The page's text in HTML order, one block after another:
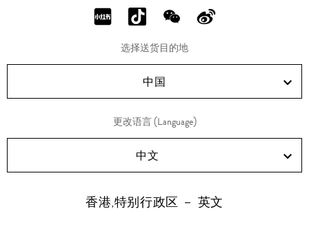
分
RED!
分
享
Douyin!
分
享
WeChat!
分
Weibo!
选择送货目的地
中国
更改语言 (Language)
中文
香港,特别行政区 － 英文